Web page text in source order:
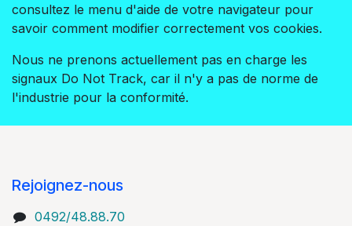
consultez le menu d'aide de votre navigateur pour
savoir comment modifier correctement vos cookies.
Nous ne prenons actuellement pas en charge les
signaux Do Not Track, car il n'y a pas de norme de
l'industrie pour la conformité.
Rejoignez-nous
0492/48.88.70